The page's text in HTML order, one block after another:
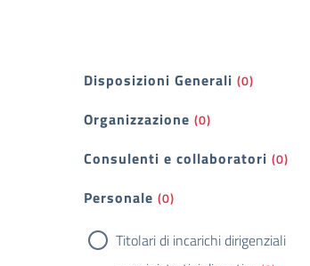
Filtri
Disposizioni Generali (0)
Organizzazione (0)
Consulenti e collaboratori (0)
Personale (0)
Titolari di incarichi dirigenziali